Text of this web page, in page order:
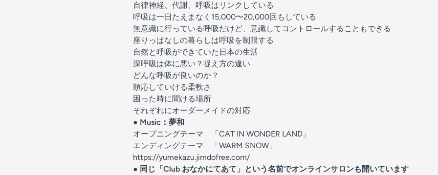
自律神経、代謝、呼吸はリンクしている
呼吸は一日たえまなく15,000〜20,000回もしている
無意識に行っている呼吸だけど、意識してコントロールすることもできる
座りっぱなしの暮らしは呼吸を制限する
自然と呼吸ができていた日本の生活
深呼吸は体に悪い？捉え方の違い
どんな呼吸が良いのか？
順応していける柔軟さ
困った時に聞ける場所
それぞれにオーダーメイドの対応
● Music：夢和
オープニングテーマ 「CAT IN WONDER LAND」
エンディングテーマ 「WARM SNOW」
https://yumekazu.jimdofree.com/
● 同じ「Club おなかにてあて」という名前でオンラインサロンも開いています